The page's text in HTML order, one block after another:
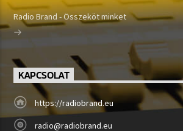
Radio Brand - Összeköt minket
KAPCSOLAT
https://radiobrand.eu
radio@radiobrand.eu